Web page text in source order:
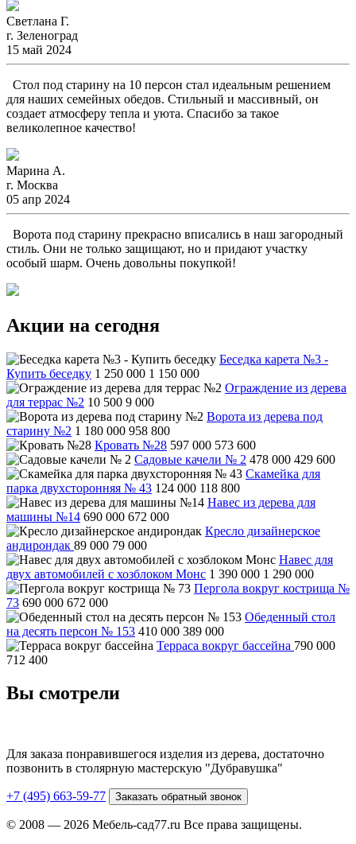
Светлана Г.
г. Зеленоград
15 май 2024
Стол под старину на 10 персон стал идеальным решением
для наших семейных обедов. Стильный и массивный, он
создает атмосферу тепла и уюта. Спасибо за такое
великолепное качество!
Марина А.
г. Москва
05 апр 2024
Ворота под старину прекрасно вписались в наш загородный
стиль. Они не только защищают, но и придают участку
особый шарм. Очень довольны покупкой!
Акции на сегодня
Беседка карета №3 -
Купить беседку 1 250 000 1 150 000
Ограждение из дерева
для террас №2 10 500 9 000
Ворота из дерева под
старину №2 1 180 000 958 800
Кровать №28 597 000 573 600
Садовые качели № 2 478 000 429 600
Скамейка для
парка двухсторонняя № 43 124 000 118 800
Навес из дерева для
машины №14 690 000 672 000
Кресло дизайнерское
андирондак 89 000 79 000
Навес для
двух автомобилей с хозблоком Монс 1 390 000 1 290 000
Пергола вокруг кострища №
73 690 000 672 000
Обеденный стол
на десять персон № 153 410 000 389 000
Терраса вокруг бассейна 790 000
712 400
Вы смотрели
Для заказа понравившегося изделия из дерева, достаточно
позвонить в столярную мастерскую "Дубравушка"
+7 (495) 663-59-77 Заказать обратный звонок
© 2008 — 2026 Мебель-сад77.ru Все права защищены.